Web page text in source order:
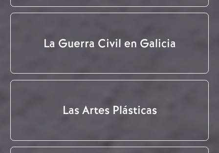
La Guerra Civil en Galicia
Las Artes Plásticas